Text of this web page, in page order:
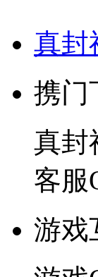
真封
携门
真封
客服
游戏